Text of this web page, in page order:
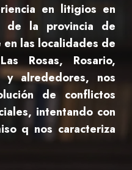
en litigios en
de la provincia de
en las localidades de
Rosas, Rosario,
alrededores, nos
de conflictos
intentando con
q nos caracteriza